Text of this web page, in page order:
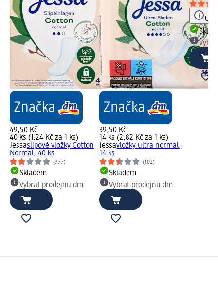
49,50 Kč
40 ks (1,24 Kč za 1 ks)
Jessaslipové vložky Cotton
Normal, 40 ks
(377)
Skladem
Vybrat prodejnu dm
39,50 Kč
14 ks (2,82 Kč za 1 ks)
Jessavložky ultra normal,
14 ks
(102)
Skladem
Vybrat prodejnu dm